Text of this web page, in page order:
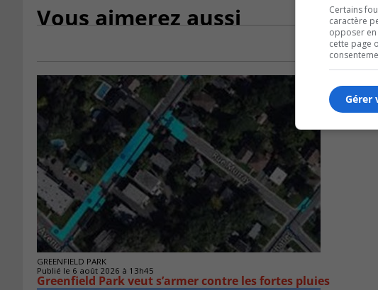
Vous aimerez aussi
GREENFIELD PARK
Publié le 6 août 2026 à 13h45
Greenfield Park veut s’armer
Certains
caractère
opposer en
cette page
Gérer